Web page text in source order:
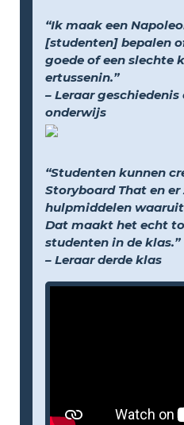
“Ik maak een
[studenten] bepalen
goede of een slechte
ertussenin.”
– Leraar geschiedenis
onderwijs
“Studenten kunnen
Storyboard That en
hulpmiddelen waaruit
Dat maakt het echt
studenten in de klas.”
– Leraar derde klas